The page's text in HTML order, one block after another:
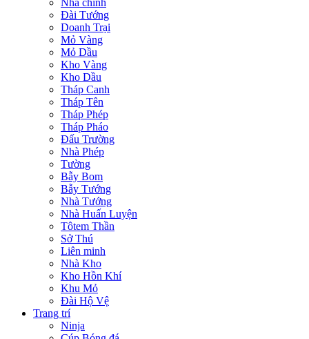
Nhà chính
Đài Tướng
Doanh Trại
Mỏ Vàng
Mỏ Dầu
Kho Vàng
Kho Dầu
Tháp Canh
Tháp Tên
Tháp Phép
Tháp Pháo
Đấu Trường
Nhà Phép
Tường
Bẫy Bom
Bẫy Tướng
Nhà Tướng
Nhà Huấn Luyện
Tôtem Thần
Sở Thú
Liên minh
Nhà Kho
Kho Hồn Khí
Khu Mỏ
Đài Hộ Vệ
Trang trí
Ninja